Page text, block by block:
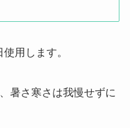
用します。
暑さ寒さは我慢せずに